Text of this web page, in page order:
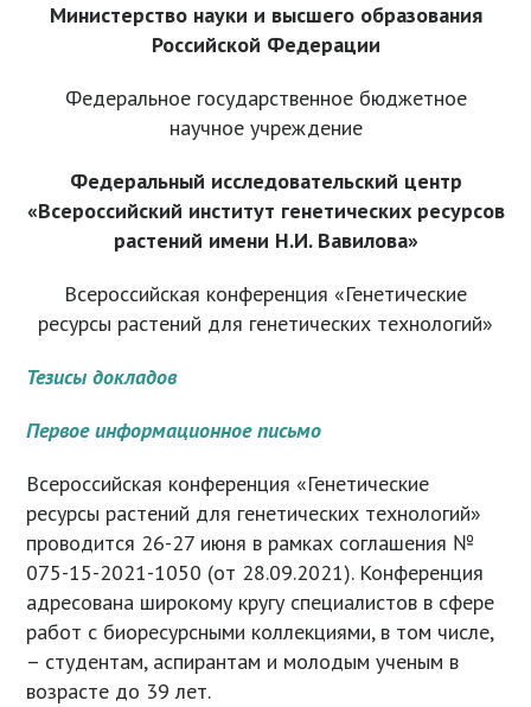
Министерство науки и высшего образования
Российской Федерации
Федеральное государственное бюджетное
научное учреждение
Федеральный исследовательский центр
«Всероссийский институт генетических ресурсов
растений имени Н.И. Вавилова»
Всероссийская конференция «Генетические
ресурсы растений для генетических технологий»
Тезисы докладов
Первое информационное письмо
Всероссийская конференция «Генетические
ресурсы растений для генетических технологий»
проводится 26-27 июня в рамках соглашения №
075-15-2021-1050 (от 28.09.2021). Конференция
адресована широкому кругу специалистов в сфере
работ с биоресурсными коллекциями, в том числе,
– студентам, аспирантам и молодым ученым в
возрасте до 39 лет.